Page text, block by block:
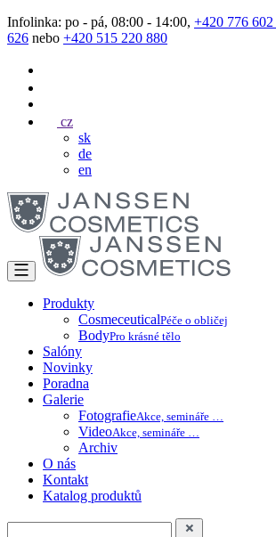
Infolinka: po - pá, 08:00 - 14:00, +420 776 602
626 nebo +420 515 220 880
cz
sk
de
en
Produkty
CosmeceuticalPéče o obličej
BodyPro krásné tělo
Salóny
Novinky
Poradna
Galerie
FotografieAkce, semináře …
VideoAkce, semináře …
Archiv
O nás
Kontakt
Katalog produktů